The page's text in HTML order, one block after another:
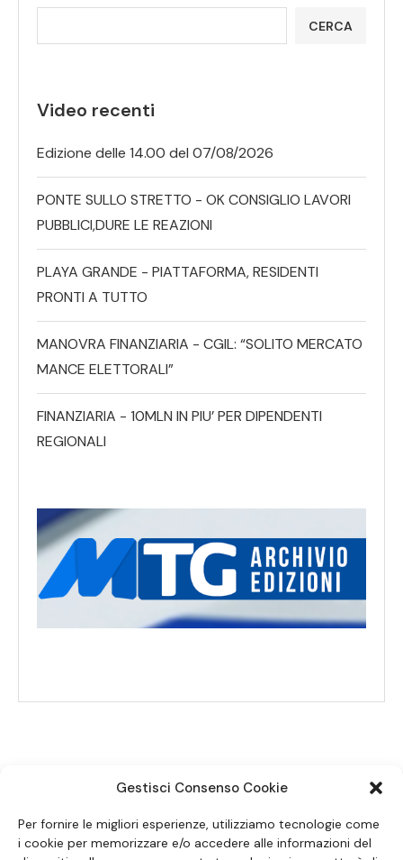
Gestisci Consenso Cookie
Per fornire le migliori esperienze, utilizziamo tecnologie come
i cookie per memorizzare e/o accedere alle informazioni del
CERCA
Video recenti
Edizione delle 14.00 del 07/08/2026
PONTE SULLO STRETTO - OK CONSIGLIO LAVORI
PUBBLICI,DURE LE REAZIONI
PLAYA GRANDE - PIATTAFORMA, RESIDENTI
PRONTI A TUTTO
MANOVRA FINANZIARIA - CGIL: “SOLITO MERCATO
MANCE ELETTORALI”
FINANZIARIA - 10MLN IN PIU’ PER DIPENDENTI
REGIONALI
SEGUICI SUI SOCIAL